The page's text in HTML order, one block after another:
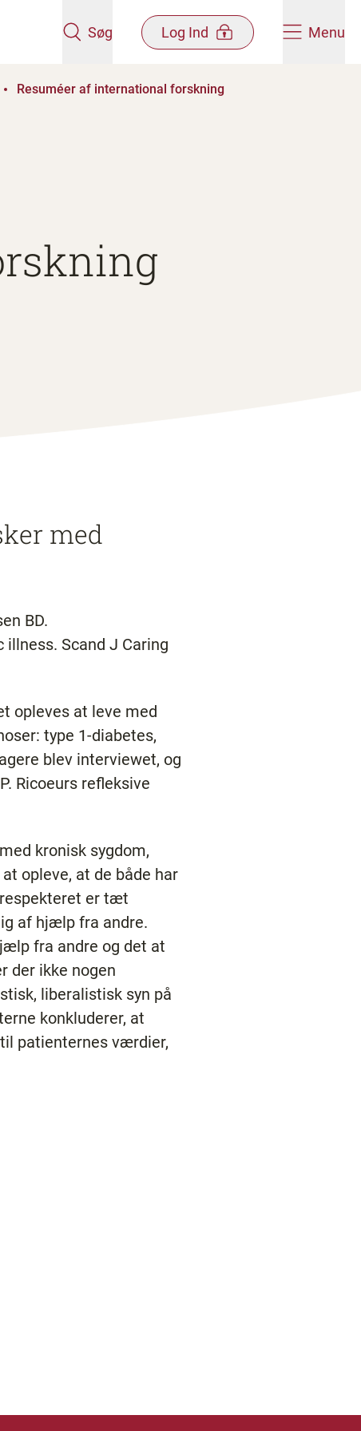
Søg Log Ind Menu
Resuméer af international forskning
med
BD.
Scand J Caring
opleves at leve med
type 1-diabetes,
blev interviewet, og
Ricoeurs refleksive
kronisk sygdom,
opleve, at de både har
er tæt
af hjælp fra andre.
fra andre og det at
der ikke nogen
liberalistisk syn på
konkluderer, at
patienternes værdier,